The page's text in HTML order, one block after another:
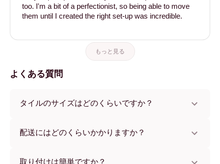
too. I'm a bit of a perfectionist, so being able to move
them until I created the right set-up was incredible.
もっと見る
よくある質問
タイルのサイズはどのくらいですか？
フレームカラーからお選びいただけます。
配送にはどのくらいかかりますか？
用いただけます。ご注文後、追跡番号をお知らせします。
取り付けは簡単ですか？